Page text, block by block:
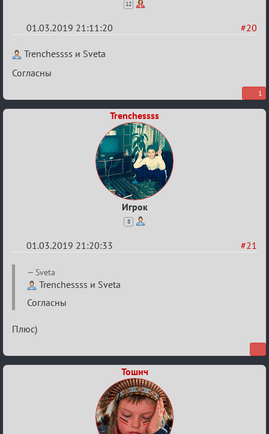
12
#20
01.03.2019 21:11:20
Re:
IX
Пар
Trenchessss и Sveta
Согласны
1
Trenchessss
Игрок
8
#21
01.03.2019 21:20:33
Re:
Турнир
Sveta
Trenchessss и Sveta
Согласны
Плюс)
Тошич